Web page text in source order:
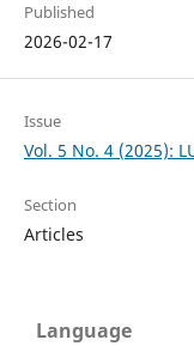
Published
2026-02-17
Issue
Vol. 5 No. 4 (2025):
Section
Articles
Language